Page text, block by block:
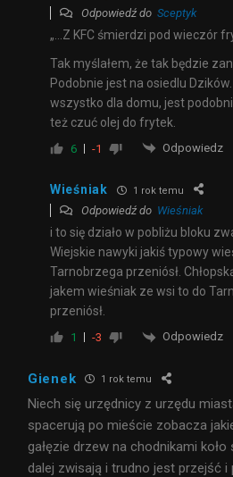
Odpowiedź do Sceptyk
„…Z KFC śmierdzi pod wieczór
Tak myślałem, że tak będzie
Podobnie jest na osiedlu
wszystko dla domu, jest
też czuć olej do frytek.
6 -1 Odpowiedz
Wieśniak 1 rok temu
Odpowiedź do Wieśniak
i to się działo w pobliżu bloku
Wiejskie nawyki jakiś typowy
Tarnobrzega przeniósł.
jakem wieśniak ze wsi to do
przeniósł.
1 -3 Odpowiedz
Gienek 1 rok temu
Niech się urzędnicy z urzędu
spacerują po mieście zobacza
gałęzie drzew na chodnikami
dalej zwisają i trudno jest przejść i